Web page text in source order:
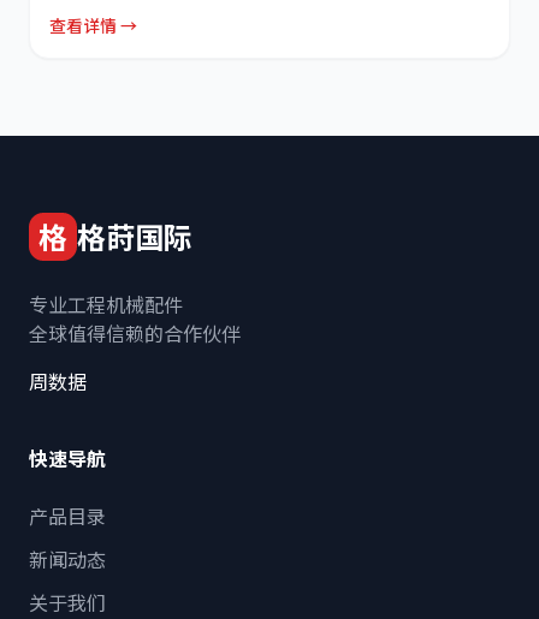
查看详情 →
格 格莳国际
专业工程机械配件
全球值得信赖的合作伙伴
周数据
快速导航
产品目录
新闻动态
关于我们